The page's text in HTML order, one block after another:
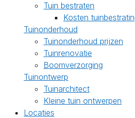
Tuin bestraten
Kosten
Tuinonderhoud
Tuinonderhoud prijzen
Tuinrenovatie
Boomverzorging
Tuinontwerp
Tuinarchitect
Kleine tuin ontwerpen
Locaties